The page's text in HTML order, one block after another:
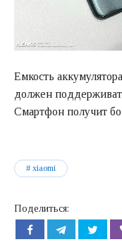
Емкость
должен
Смартфон получит
xiaomi
Поделиться: